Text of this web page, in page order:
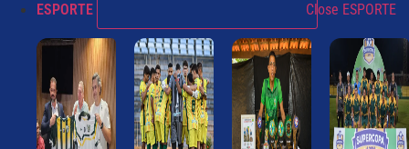
ESPORTE Close ESPORTE